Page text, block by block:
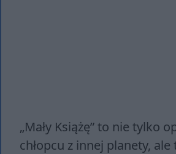
„Mały Książę” to nie tylko
chłopcu z innej planety,